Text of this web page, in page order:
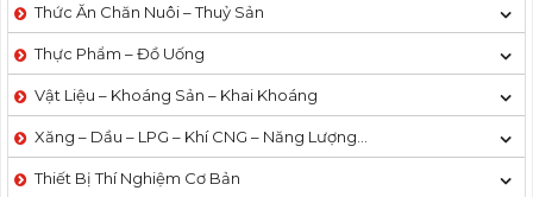
Thức Ăn Chăn Nuôi – Thuỷ Sản
Thực Phẩm – Đồ Uống
Vật Liệu – Khoáng Sản – Khai Khoáng
Xăng – Dầu – LPG – Khí CNG – Năng Lượng…
Thiết Bị Thí Nghiệm Cơ Bản